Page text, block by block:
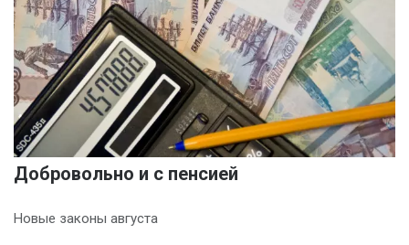
Добровольно и с пенсией
Новые законы августа